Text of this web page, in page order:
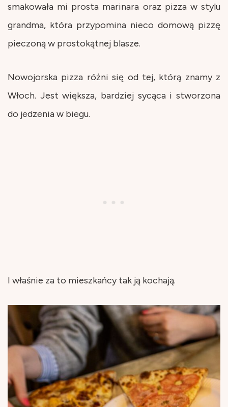
smakowała mi prosta marinara oraz pizza w stylu
grandma, która przypomina nieco domową pizzę
pieczoną w prostokątnej blasze.
Nowojorska pizza różni się od tej, którą znamy z
Włoch. Jest większa, bardziej sycąca i stworzona
do jedzenia w biegu.
I właśnie za to mieszkańcy tak ją kochają.